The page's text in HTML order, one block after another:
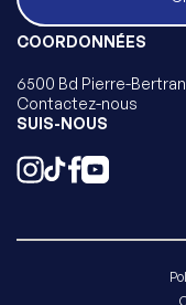
COORDONNÉES
6500 Bd Pierre-
Contactez-nous
SUIS-NOUS